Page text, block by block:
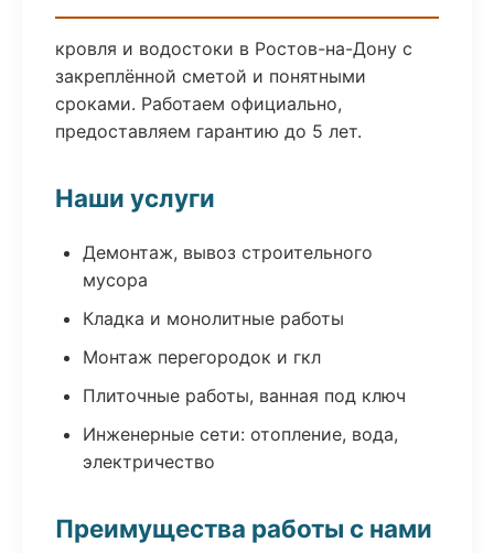
кровля и водостоки в Ростов-на-Дону с
закреплённой сметой и понятными
сроками. Работаем официально,
предоставляем гарантию до 5 лет.
Наши услуги
Демонтаж, вывоз строительного
мусора
Кладка и монолитные работы
Монтаж перегородок и гкл
Плиточные работы, ванная под ключ
Инженерные сети: отопление, вода,
электричество
Преимущества работы с нами